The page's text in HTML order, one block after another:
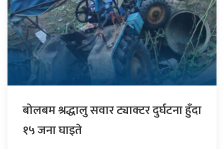
बोलबम श्रद्धालु सवार ट्याक्टर दुर्घटना हुँदा
१५ जना घाइते